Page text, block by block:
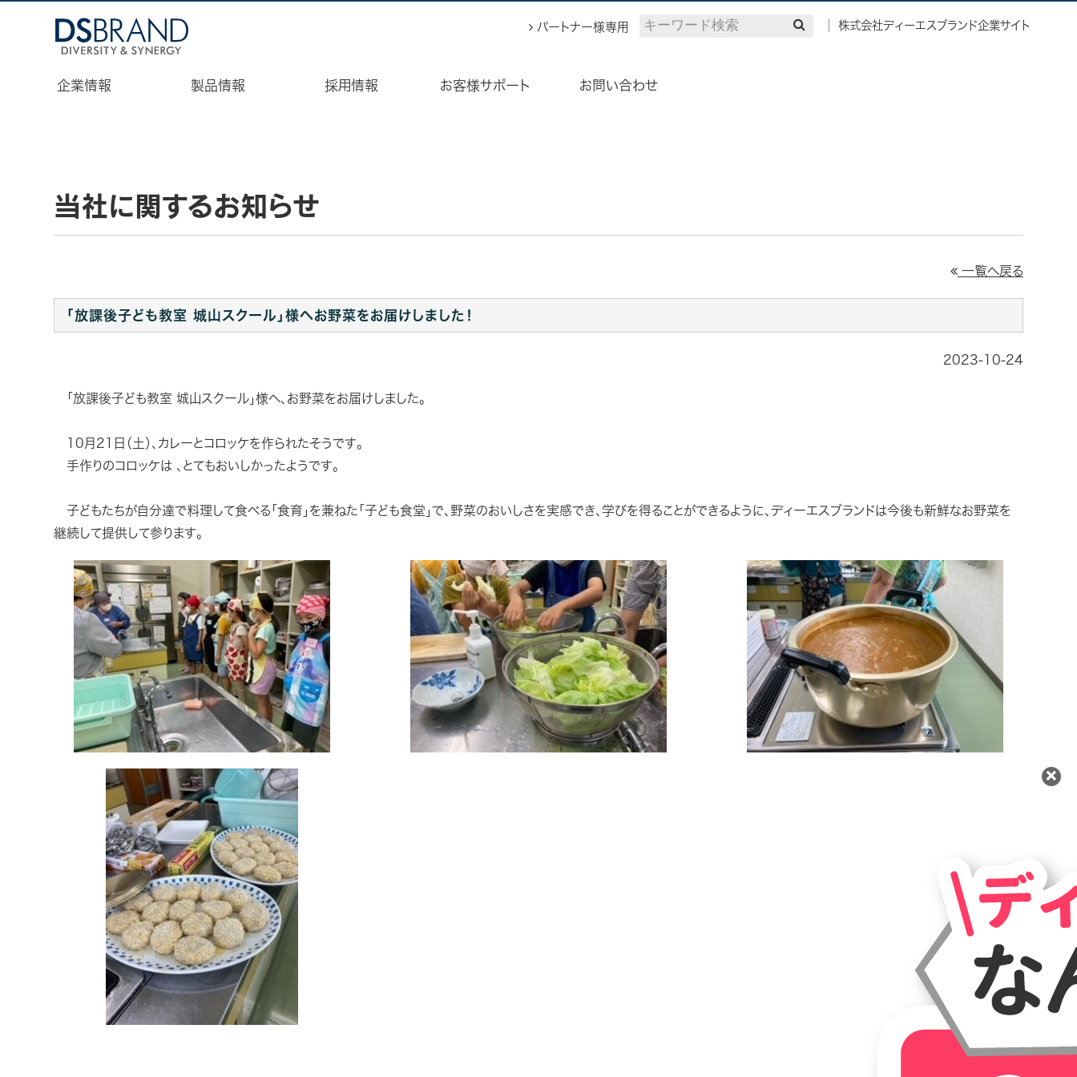
│ 株式会社ディーエスブランド企業サイト
企業情報 製品情報 採用情報 お客様サポート お問い合わせ
検索
パートナー様専用
当社に関するお知らせ
一覧へ戻る
「放課後子ども教室 城山スクール」様へお野菜をお届けしました！
2023-10-24
「放課後子ども教室 城山スクール」様へ、お野菜をお届けしました。
10月21日（土）、カレーとコロッケを作られたそうです。
手作りのコロッケは 、とてもおいしかったようです。
子どもたちが自分達で料理して食べる「食育」を兼ねた「子ども食堂」で、野菜のおいしさを実感でき、学びを得ることができるように、ディーエスブランドは今後も新鮮なお野菜を
継続して提供して参ります。